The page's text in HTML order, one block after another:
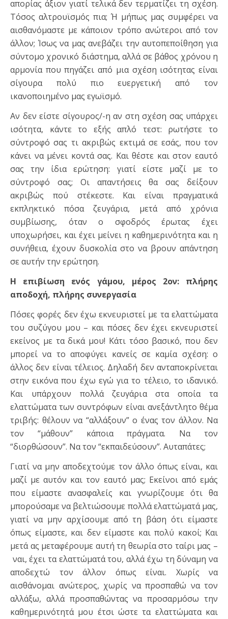
απορίας άξιον γιατί τελικά δεν τερματίζει τη σχέση.
Τόσος αλτρουϊσμός πια; Ή μήπως μας συμφέρει να
αισθανόμαστε με κάποιον τρόπο ανώτεροι από τον
άλλον; Ίσως να μας ανεβάζει την αυτοπεποίθηση για
σύντομο χρονικό διάστημα, αλλά σε βάθος χρόνου η
αρμονία που πηγάζει από μια σχέση ισότητας είναι
σίγουρα πολύ πιο ευεργετική από τον
ικανοποιημένο μας εγωϊσμό.
Αν δεν είστε σίγουρος/-η αν στη σχέση σας υπάρχει
ισότητα, κάντε το εξής απλό τεστ: ρωτήστε το
σύντροφό σας τι ακριβώς εκτιμά σε εσάς, που τον
κάνει να μένει κοντά σας. Και θέστε και στον εαυτό
σας την ίδια ερώτηση: γιατί είστε μαζί με το
σύντροφό σας; Οι απαντήσεις θα σας δείξουν
ακριβώς πού στέκεστε. Και είναι πραγματικά
εκπληκτικό πόσα ζευγάρια, μετά από χρόνια
συμβίωσης, όταν ο σφοδρός έρωτας έχει
υποχωρήσει, και έχει μείνει η καθημερινότητα και η
συνήθεια, έχουν δυσκολία στο να βρουν απάντηση
σε αυτήν την ερώτηση.
Η επιβίωση ενός γάμου, μέρος 2ον: πλήρης
αποδοχή, πλήρης συνεργασία
Πόσες φορές δεν έχω εκνευριστεί με τα ελαττώματα
του συζύγου μου – και πόσες δεν έχει εκνευριστεί
εκείνος με τα δικά μου! Κάτι τόσο βασικό, που δεν
μπορεί να το αποφύγει κανείς σε καμία σχέση: ο
άλλος δεν είναι τέλειος. Δηλαδή δεν ανταποκρίνεται
στην εικόνα που έχω εγώ για το τέλειο, το ιδανικό.
Και υπάρχουν πολλά ζευγάρια στα οποία τα
ελαττώματα των συντρόφων είναι ανεξάντλητο θέμα
τριβής: θέλουν να “αλλάξουν” ο ένας τον άλλον. Να
τον “μάθουν” κάποια πράγματα. Να τον
“διορθώσουν”. Να τον “εκπαιδεύσουν”. Αυταπάτες;
Γιατί να μην αποδεχτούμε τον άλλο όπως είναι, και
μαζί με αυτόν και τον εαυτό μας; Εκείνοι από εμάς
που είμαστε ανασφαλείς και γνωρίζουμε ότι θα
μπορούσαμε να βελτιώσουμε πολλά ελαττώματά μας,
γιατί να μην αρχίσουμε από τη βάση ότι είμαστε
όπως είμαστε, και δεν είμαστε και πολύ κακοί; Και
μετά ας μεταφέρουμε αυτή τη θεωρία στο ταίρι μας –
ναι, έχει τα ελαττώματά του, αλλά έχω τη δύναμη να
αποδεχτώ τον άλλον όπως είναι. Χωρίς να
αισθάνομαι ανώτερος, χωρίς να προσπαθώ να τον
αλλάξω, αλλά προσπαθώντας να προσαρμόσω την
καθημερινότητά μου έτσι ώστε τα ελαττώματα και